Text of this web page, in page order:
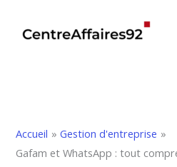
Accueil
Gestion d'entreprise
Gafam et WhatsApp : tout